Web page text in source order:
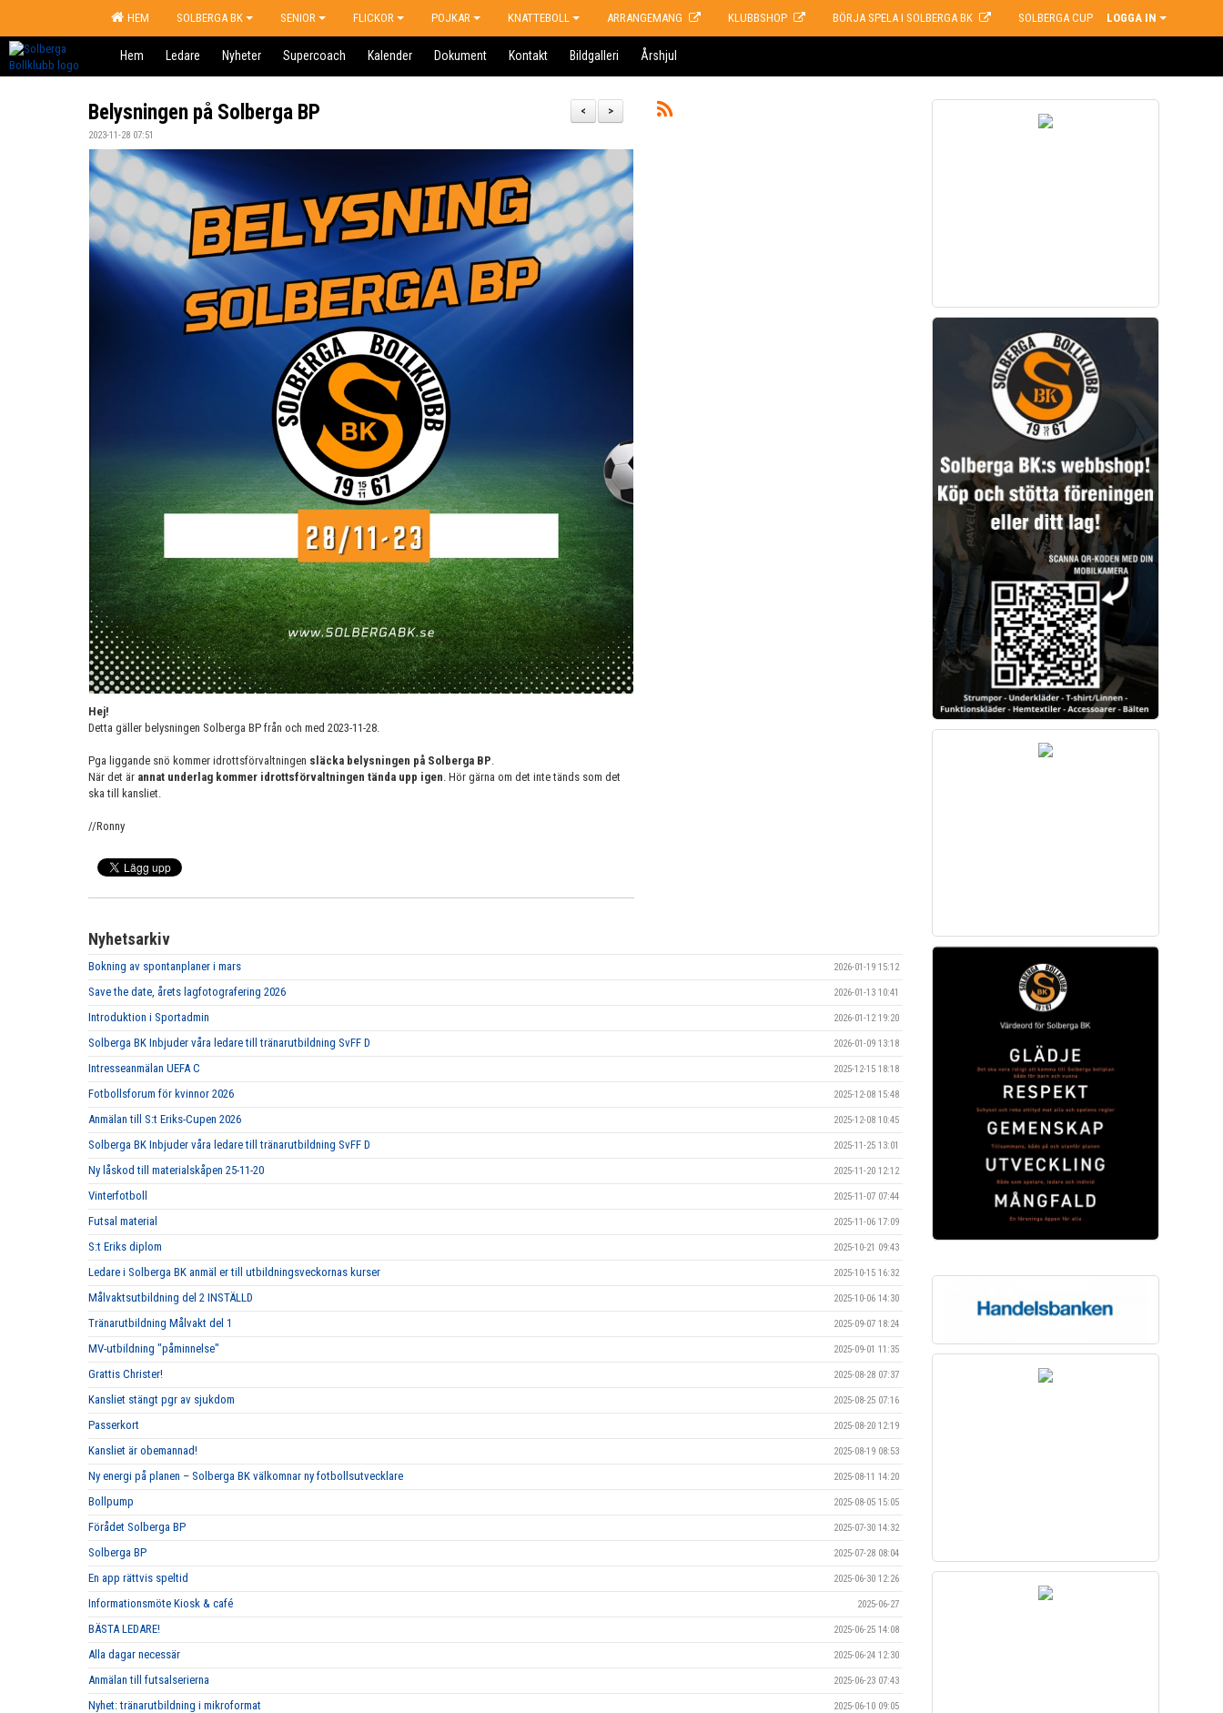
HEM SOLBERGA BK SENIOR FLICKOR POJKAR KNATTEBOLL ARRANGEMANG KLUBBSHOP BÖRJA SPELA I SOLBERGA BK SOLBERGA CUP LOGGA IN
Hem Ledare Nyheter Supercoach Kalender Dokument Kontakt Bildgalleri Årshjul
>
<
Belysningen på Solberga BP
2023-11-28 07:51
Hej!
Detta gäller belysningen Solberga BP från och med 2023-11-28.
Pga liggande snö kommer idrottsförvaltningen släcka belysningen på Solberga BP
När det är annat underlag kommer idrottsförvaltningen tända upp igen . Hör gärna om det inte tänds som det
ska till kansliet.
//Ronny
Nyhetsarkiv
Bokning av spontanplaner i mars 2026-01-19 15:12
Save the date, årets lagfotografering 2026 2026-01-13 10:41
Introduktion i Sportadmin 2026-01-12 19:20
Solberga BK Inbjuder våra ledare till tränarutbildning SvFF D 2026-01-09 13:18
Intresseanmälan UEFA C 2025-12-15 18:18
Fotbollsforum för kvinnor 2026 2025-12-08 15:48
Anmälan till S:t Eriks-Cupen 2026 2025-12-08 10:45
Solberga BK Inbjuder våra ledare till tränarutbildning SvFF D 2025-11-25 13:01
Ny låskod till materialskåpen 25-11-20 2025-11-20 12:12
Vinterfotboll 2025-11-07 07:44
Futsal material 2025-11-06 17:09
S:t Eriks diplom 2025-10-21 09:43
Ledare i Solberga BK anmäl er till utbildningsveckornas kurser 2025-10-15 16:32
Målvaktsutbildning del 2 INSTÄLLD 2025-10-06 14:30
Tränarutbildning Målvakt del 1 2025-09-07 18:24
MV-utbildning "påminnelse" 2025-09-01 11:35
Grattis Christer! 2025-08-28 07:37
Kansliet stängt pgr av sjukdom 2025-08-25 07:16
Passerkort 2025-08-20 12:19
Kansliet är obemannad! 2025-08-19 08:53
Ny energi på planen – Solberga BK välkomnar ny fotbollsutvecklare 2025-08-11 14:20
Bollpump 2025-08-05 15:05
Förådet Solberga BP 2025-07-30 14:32
Solberga BP 2025-07-28 08:04
En app rättvis speltid 2025-06-30 12:26
Informationsmöte Kiosk & café 2025-06-27
BÄSTA LEDARE! 2025-06-25 14:08
Alla dagar necessär 2025-06-24 12:30
Anmälan till futsalserierna 2025-06-23 07:43
Nyhet: tränarutbildning i mikroformat 2025-06-10 09:05